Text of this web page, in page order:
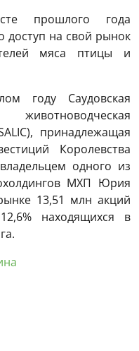
прошлого года
доступ на свой рынок
мяса птицы и
году Саудовская
принадлежащая
Королевства
одного из
МХП Юрия
13,51 млн акций
находящихся в